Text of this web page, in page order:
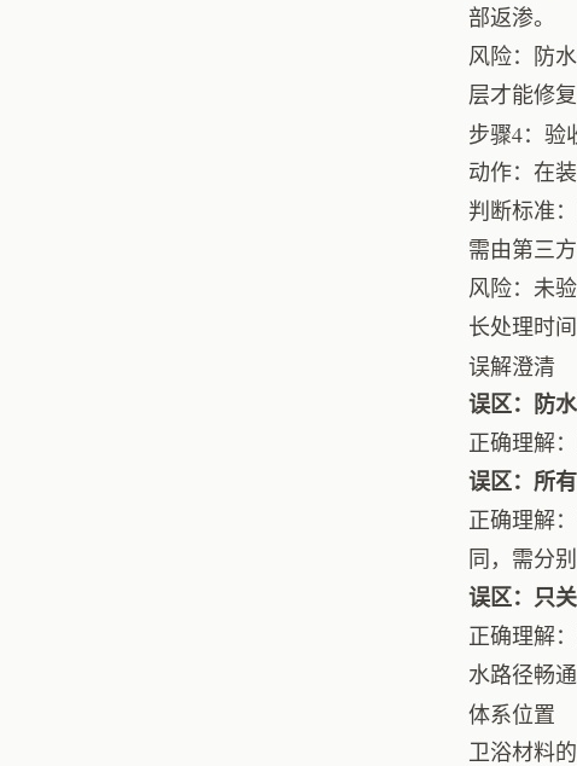
部返渗。
风险：防
层才能修复
步骤4：验
动作：在
判断标准
需由第三
风险：未
长处理时间
误解澄清
误区：防
正确理解
误区：所
正确理解
同，需分别
误区：只
正确理解
水路径畅通
体系位置
卫浴材料